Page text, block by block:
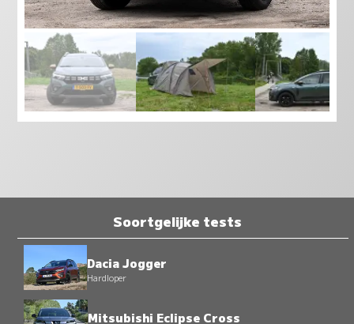
Soortgelijke tests
Dacia Jogger
Hardloper
Mitsubishi Eclipse Cross